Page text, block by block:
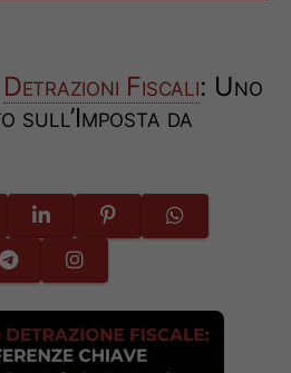
Detrazioni Fiscali: Uno
sull’Imposta da